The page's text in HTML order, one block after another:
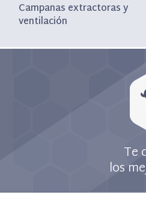
Campanas extractoras y
ventilación
Te
los